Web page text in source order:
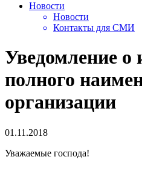
Новости
Новости
Контакты для СМИ
Уведомление о
полного
организации
01.11.2018
Уважаемые господа!